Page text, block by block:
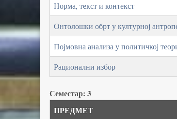
Норма, текст и контекст
Онтолошки обрт у културној
Појмовна анализа у политичкој
Рационални избор
Семестар: 3
ПРЕДМЕТ